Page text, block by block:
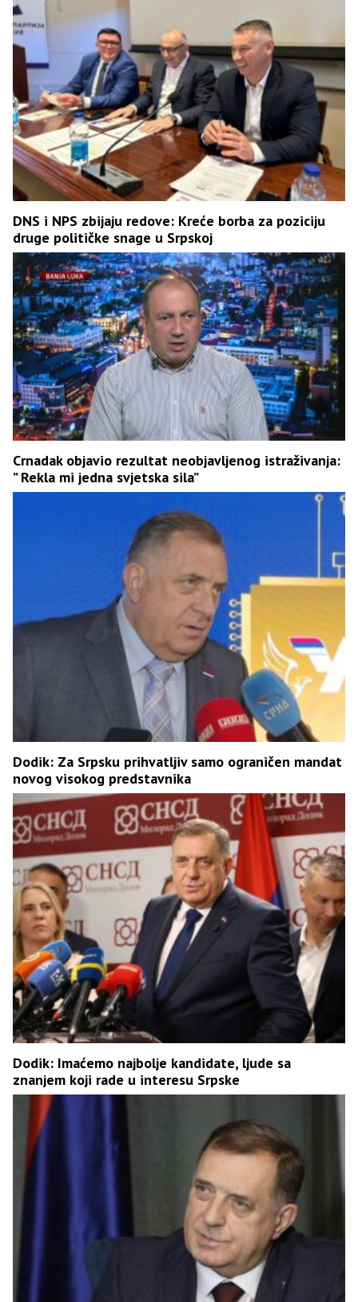
DNS i NPS zbijaju redove: Kreće borba za poziciju
druge političke snage u Srpskoj
Crnadak objavio rezultat neobjavljenog istraživanja:
” Rekla mi jedna svjetska sila”
Dodik: Za Srpsku prihvatljiv samo ograničen mandat
novog visokog predstavnika
Dodik: Imaćemo najbolje kandidate, ljude sa
znanjem koji rade u interesu Srpske